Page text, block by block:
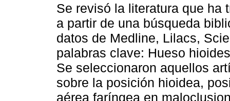
Se revisó la literatura que ha
a partir de una búsqueda
datos de Medline, Lilacs,
palabras clave: Hueso
Se seleccionaron aquellos
sobre la posición hioidea,
aérea faríngea en